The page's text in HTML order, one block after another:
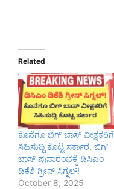
Related
ಕೊನೆಗೂ ಬಿಗ್ ಬಾಸ್ ವೀಕ್ಷಕರಿಗೆ
ಸಿಹಿಸುದ್ದಿ ಕೊಟ್ಟ ಸರ್ಕಾರ, ಬಿಗ್
ಬಾಸ್ ಪುನಾರಂಭಕ್ಕೆ ಡಿಸಿಎಂ
ಡಿಕೆಶಿ ಗ್ರೀನ್ ಸಿಗ್ನಲ್!
October 8, 2025